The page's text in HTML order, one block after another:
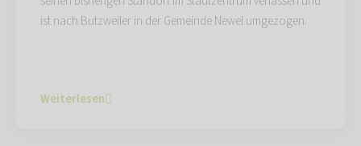
ist nach Butzweiler in der Gemeinde Newel umgezogen.
Weiterlesen